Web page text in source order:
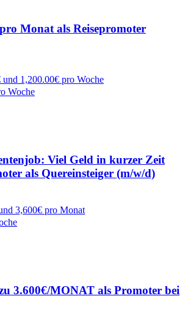
Monat als Reisepromoter
1,200.00€ pro Woche
Woche
Viel Geld in kurzer Zeit
als Quereinsteiger (m/w/d)
3,600€ pro Monat
3.600€/MONAT als Promoter bei